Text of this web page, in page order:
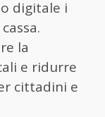
digitale i
la
e ridurre
cittadini e